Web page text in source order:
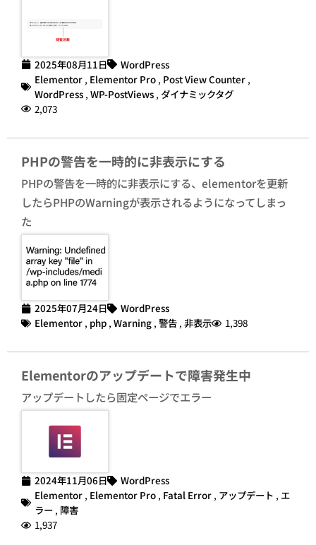
2025年08月11日
WordPress
Elementor , Elementor Pro , Post View Counter ,
WordPress , WP-PostViews , ダイナミックタグ
2,073
PHPの警告を一時的に非表示にする
PHPの警告を一時的に非表示にする、elementorを更新
したらPHPのWarningが表示されるようになってしまっ
た
2025年07月24日
WordPress
Elementor , php , Warning , 警告 , 非表示 1,398
Elementorのアップデートで障害発生中
アップデートしたら固定ページでエラー
2024年11月06日
WordPress
Elementor , Elementor Pro , Fatal Error , アップデート , エ
ラー , 障害
1,937